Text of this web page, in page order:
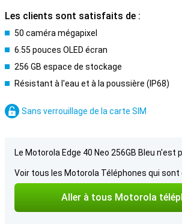
Les clients sont satisfaits de :
50 caméra mégapixel
6.55 pouces OLED écran
256 GB espace de stockage
Résistant à l'eau et à la poussière (IP68)
Sans verrouillage de la carte SIM
Le Motorola Edge 40 Neo 256GB Bleu n'est
Voir tous les Motorola Téléphones qui sont
Aller à tous Motorola